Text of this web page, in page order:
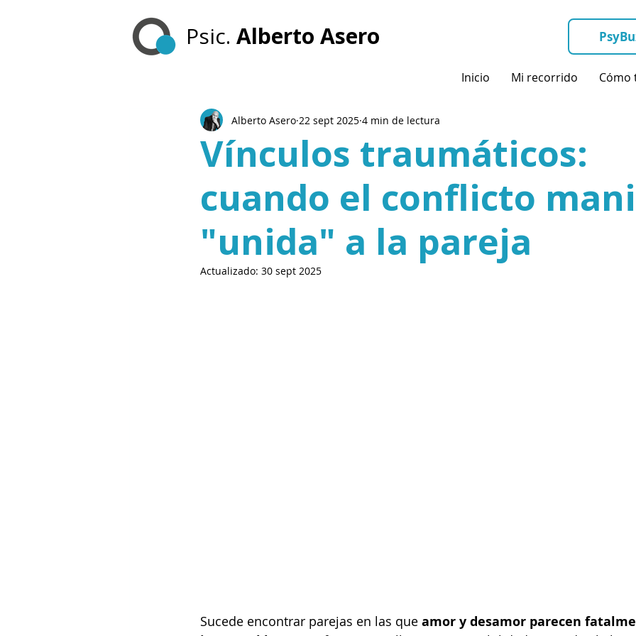
Psic. Alberto Asero
Inicio Mi recorrido Cómo
Vínculos traumáticos:
cuando el conflicto
"unida" a la pareja
Alberto Asero 22 sept 2025 4 min de lectura
Actualizado: 30 sept 2025
Sucede encontrar parejas en las que amor y desamor parecen